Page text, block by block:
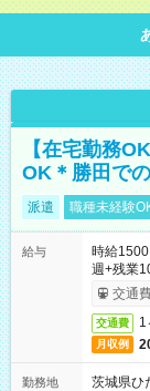
【在宅勤務
OK＊勝田で
派遣 職種未経験
給与
時給
週+残業
受取り
交通
交通費 1
月収例
勤務地
茨城県ひ